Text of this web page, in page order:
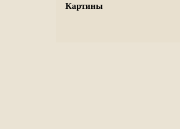
Картины